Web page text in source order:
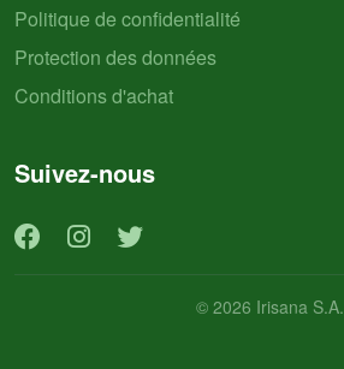
Politique de confidentialité
Protection des données
Conditions d'achat
Suivez-nous
© 2026 Irisana S.A.